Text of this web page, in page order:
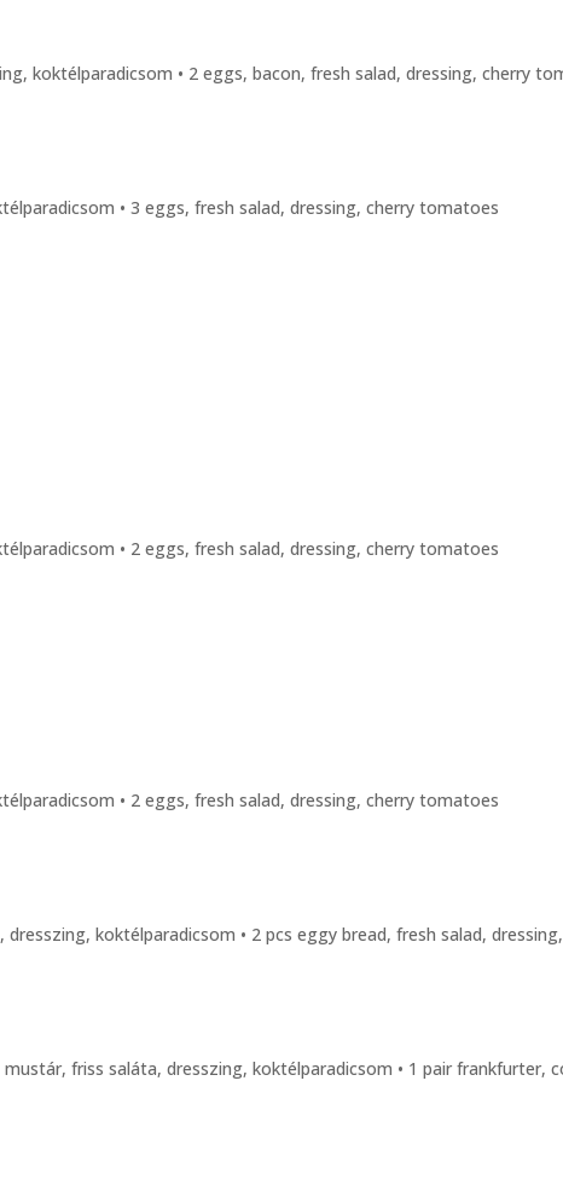
koktélparadicsom • 2 eggs, bacon, fresh salad, dressing, cherry
• 3 eggs, fresh salad, dressing, cherry tomatoes
• 2 eggs, fresh salad, dressing, cherry tomatoes
• 2 eggs, fresh salad, dressing, cherry tomatoes
dresszing, koktélparadicsom • 2 pcs eggy bread, fresh salad,
friss saláta, dresszing, koktélparadicsom • 1 pair frankfurter,